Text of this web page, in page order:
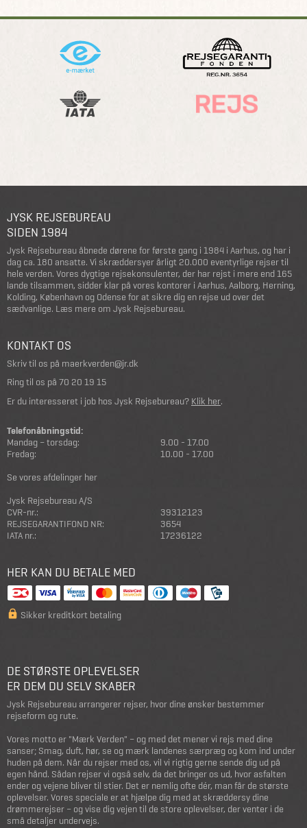
JYSK REJSEBUREAU
SIDEN 1984
Jysk Rejsebureau åbnede dørene for første gang i 1984 i Aarhus, og har i
dag ca. 180 ansatte. Vi skræddersyer årligt 20.000 eventyrlige rejser til
hele verden. Vores dygtige rejsekonsulenter, der har rejst i mere end 165
lande tilsammen, sidder klar på vores kontorer i Aarhus, Aalborg, Herning,
Kolding, København og Odense for at sikre dig en rejse ud over det
sædvanlige. Læs mere om Jysk Rejsebureau.
KONTAKT OS
Skriv til os på maerkverden@jr.dk
Ring til os på 70 20 19 15
Er du interesseret i job hos Jysk Rejsebureau? Klik her.
Telefonåbningstid:
Mandag – torsdag:
9.00 - 17.00
Fredag:
10.00 - 17.00
Se vores afdelinger her
Jysk Rejsebureau A/S
CVR-nr.:
39312123
REJSEGARANTIFOND NR:
3654
IATA nr.:
17236122
HER KAN DU BETALE MED
Sikker kreditkort betaling
DE STØRSTE OPLEVELSER
ER DEM DU SELV SKABER
Jysk Rejsebureau arrangerer rejser, hvor dine ønsker bestemmer
rejseform og rute.
Vores motto er "Mærk Verden" – og med det mener vi rejs med dine
sanser; Smag, duft, hør, se og mærk landenes særpræg og kom ind under
huden på dem. Når du rejser med os, vil vi rigtig gerne sende dig ud på
egen hånd. Sådan rejser vi også selv, da det bringer os ud, hvor asfalten
ender og vejene bliver til stier. Det er nemlig ofte dér, man får de største
oplevelser. Vores speciale er at hjælpe dig med at skræddersy dine
drømmerejser – og vise dig vejen til de store oplevelser, der venter i de
små detaljer undervejs.